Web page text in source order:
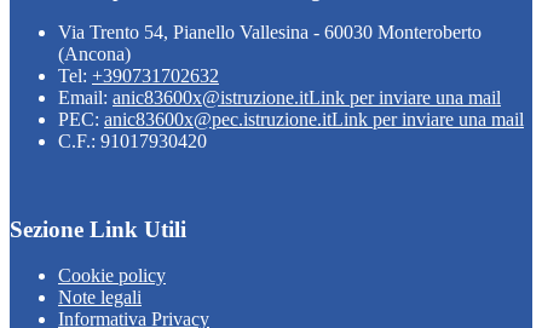
Via Trento 54, Pianello Vallesina - 60030 Monteroberto
(Ancona)
Tel: +390731702632
Email: anic83600x@istruzione.itLink per inviare una mail
PEC: anic83600x@pec.istruzione.itLink per inviare una mail
C.F.: 91017930420
Sezione Link Utili
Cookie policy
Note legali
Informativa Privacy